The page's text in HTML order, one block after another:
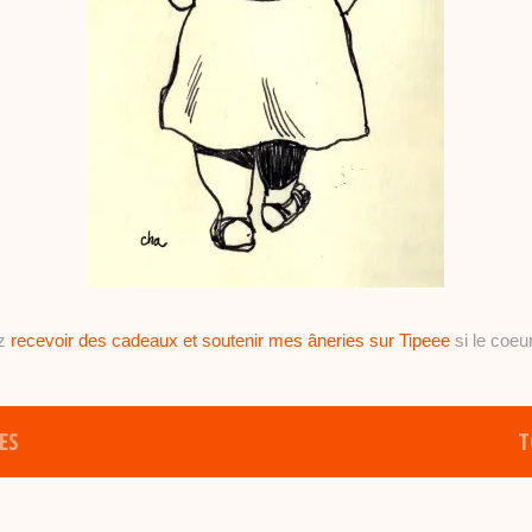
recevoir des cadeaux et soutenir mes âneries sur Tipeeesi le